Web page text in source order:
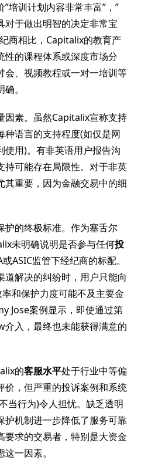
培训计划内容非常丰富”，”
对于做出明智的决定非常宝
商相比，Capitalix的教育产
性的课程体系或深度市场分
会、视频教程或一对一培训等
。
因素。虽然Capitalix宣称支持
种语言的支持程度(如仅是网
使用)。有非英语用户报告沟
持可能存在局限性。对于非英
其重要，因为金融交易中的细
护的终极标准。作为塞舌尔
未明确说明是否参与任何投
或ASIC监管下经纪商的标配。
解决的纠纷时，用户只能向
和保护力度可能不及主要金
Jose案例显示，即使通过第
入，最终也未能获得满意的
的客服水平处于行业中等偏
价，但严重的投诉案例和系统
当行为)令人担忧。缺乏透明
护机制进一步降低了服务可靠
要求的交易者，特别是大资金
一因素。